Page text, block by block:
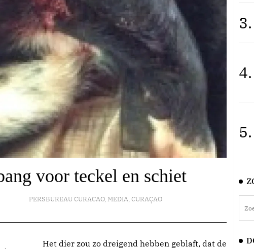
voor teckel en schiet
PERSBUREAU CURACAO,MEDIA,CURAÇAO
Het dier zou zo dreigend hebben geblaft, dat de
3.
4.
5.